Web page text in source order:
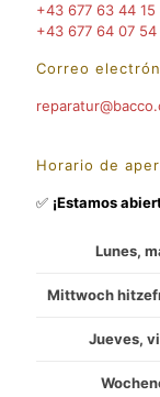
+43 677 63 44 15
+43 677 64 07 54
Correo
reparatur@bacco
Horario de
✅ ¡Estamos
Lunes,
Mittwoch
Jueves,